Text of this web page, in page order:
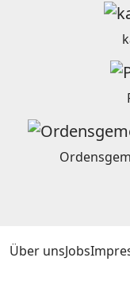
Über unsJobs